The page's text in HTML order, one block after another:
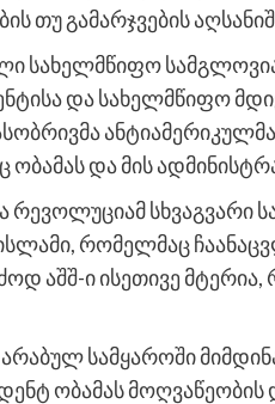
თუ გამარჯვების
სახელმწიფო
და სახელმწიფო
და მის
სხვაგვარი
რომელმაც
აშშ-ი ისეთივე
სამყაროში
ობამას